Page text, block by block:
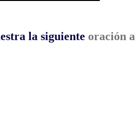
la siguiente oración